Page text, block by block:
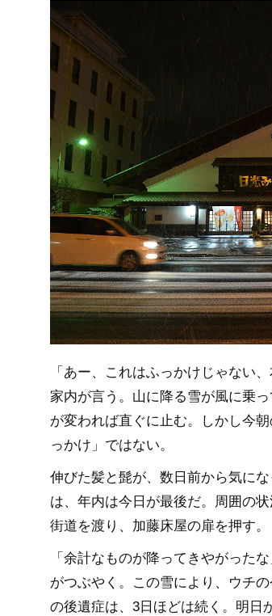
「あー、これはふっかけじゃない
家内が言う。山に降る雪が風に乗
が変われば直ぐに止む。しかし今
っかけ」ではない。
伸びた髪と髭が、数日前から気に
は、年内は今日が最後だ。周囲の
街道を渡り、加藤床屋の扉を押す。
「余計なものが降ってきやがった
がつぶやく。この雪により、ウチ
の後遺症は、3日ほどは続く。明日